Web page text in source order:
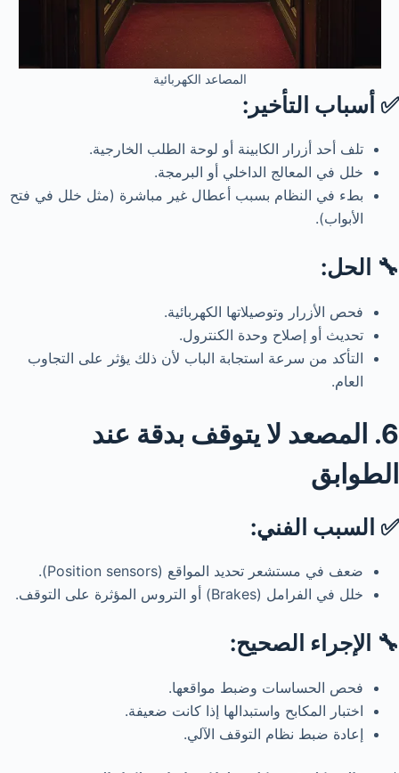
المصاعد الكهربائية
✅ أسباب التأخير:
تلف أحد أزرار الكابينة أو لوحة الطلب الخارجية.
خلل في المعالج الداخلي أو البرمجة.
بطء في النظام بسبب أعطال غير مباشرة (مثل خلل في فتح
الأبواب).
🔧 الحل:
فحص الأزرار وتوصيلاتها الكهربائية.
تحديث أو إصلاح وحدة الكنترول.
التأكد من سرعة استجابة الباب لأن ذلك يؤثر على التجاوب
العام.
6. المصعد لا يتوقف بدقة عند
الطوابق
✅ السبب الفني:
ضعف في مستشعر تحديد المواقع (Position sensors).
خلل في الفرامل (Brakes) أو التروس المؤثرة على التوقف.
🔧 الإجراء الصحيح:
فحص الحساسات وضبط مواقعها.
اختبار المكابح واستبدالها إذا كانت ضعيفة.
إعادة ضبط نظام التوقف الآلي.